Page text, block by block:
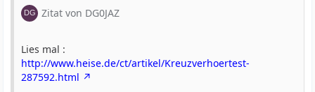
Zitat von DG0JAZ
Lies mal :
http://www.heise.de/ct/artikel/Kreuzverhoertest-
287592.html